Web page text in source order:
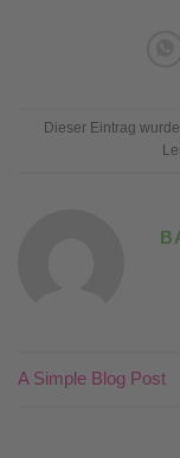
Dieser Eintrag
A Simple Blog Post